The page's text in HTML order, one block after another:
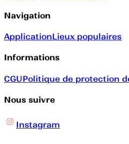
Navigation
ApplicationLieux populaires
Informations
CGUPolitique de protection
Nous suivre
Instagram